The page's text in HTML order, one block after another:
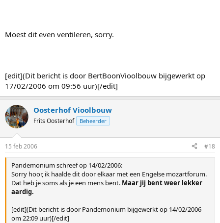
Moest dit even ventileren, sorry.
[edit](Dit bericht is door BertBoonVioolbouw bijgewerkt op
17/02/2006 om 09:56 uur)[/edit]
Oosterhof Vioolbouw
Frits Oosterhof Beheerder
15 feb 2006 #18
Pandemonium schreef op 14/02/2006:
Sorry hoor, ik haalde dit door elkaar met een Engelse mozartforum.
Dat heb je soms als je een mens bent. Maar jij bent weer lekker
aardig.
[edit](Dit bericht is door Pandemonium bijgewerkt op 14/02/2006
om 22:09 uur)[/edit]